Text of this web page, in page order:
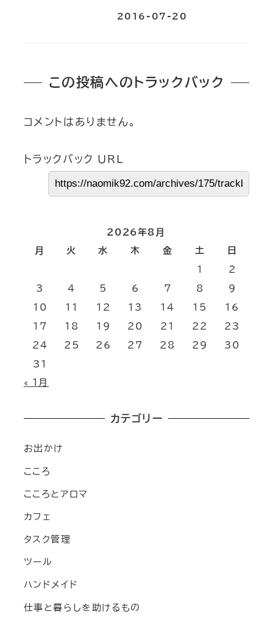
2016-07-20
この投稿へのトラックバック
コメントはありません。
トラックバック URL
2026年8月
月
火 水 木 金 土 日
1 2
3 4 5 6 7 8 9
10 11 12 13 14 15 16
17 18 19 20 21 22 23
24 25 26 27 28 29 30
31
« 1月
カテゴリー
お出かけ
こころ
こころとアロマ
カフェ
タスク管理
ツール
ハンドメイド
仕事と暮らしを助けるもの